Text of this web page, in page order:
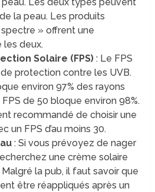
Les deux types peuvent
la peau. Les produits
» offrent une
deux.
Solaire (FPS): Le FPS
protection contre les UVB.
environ 97% des rayons
FPS de 50 bloque environ 98%.
recommandé de choisir une
un FPS d’au moins 30.
: Si vous prévoyez de nager
une crème solaire
Malgré la pub, il faut savoir que
être réappliqués après un